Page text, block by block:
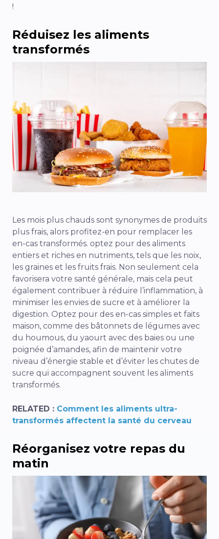
!
Réduisez les aliments
transformés
Les mois plus chauds sont synonymes de produits
plus frais, alors profitez-en pour remplacer les
en-cas transformés. optez pour des aliments
entiers et riches en nutriments, tels que les noix,
les graines et les fruits frais. Non seulement cela
favorisera votre santé générale, mais cela peut
également contribuer à réduire l’inflammation, à
minimiser les envies de sucre et à améliorer la
digestion. Optez pour des en-cas simples et faits
maison, comme des bâtonnets de légumes avec
du houmous, du yaourt avec des baies ou une
poignée d’amandes, afin de maintenir votre
niveau d’énergie stable et d’éviter les chutes de
sucre qui accompagnent souvent les aliments
transformés.
RELATED : Comment les aliments ultra-
transformés affectent la santé du cerveau
Réorganisez votre repas du
matin